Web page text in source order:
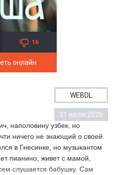
16
онлайн
WEBDL
31 июля 2026
наполовину узбек, но
ничего не знающий о своей
в Гнесинке, но музыкантом
пианино, живет с мамой,
слушается бабушку. Сам